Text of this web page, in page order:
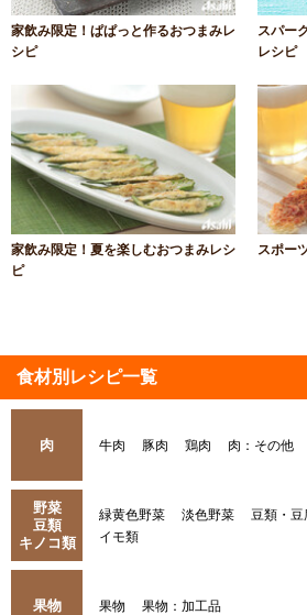
家飲み限定！ぱぱっと作るおつまみレ
シピ
スパー
レシピ
家飲み限定！夏を楽しむおつまみレシ
ピ
スポー
食材別レシピ一覧
肉 牛肉 豚肉 鶏肉 肉：その他
野菜
豆類
キノコ類
緑黄色野菜 淡色野菜 豆類・
イモ類
果物 果物 果物：加工品